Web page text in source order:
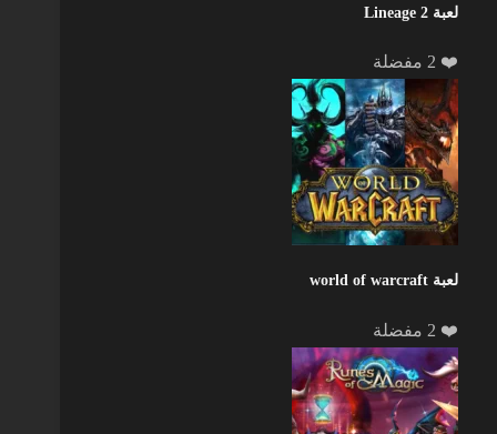
لعبة Lineage 2
❤️ 2 مفضلة
لعبة world of warcraft
❤️ 2 مفضلة